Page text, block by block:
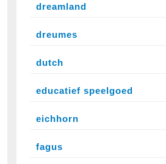
dreamland
dreumes
dutch
educatief speelgoed
eichhorn
fagus